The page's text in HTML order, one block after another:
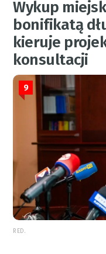
Wykup
bonifikatą
kieruje
konsultacji
9
RED.